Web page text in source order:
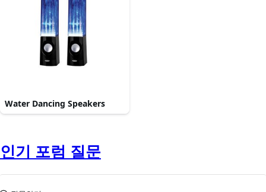
Water Dancing Speakers
인기 포럼 질문